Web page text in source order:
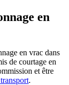
en
en vrac dans
de courtage en
et être
.